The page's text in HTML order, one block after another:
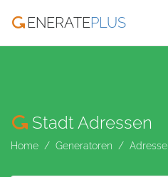
ENERATEPLUS
Stadt Adressen
Home Generatoren Adresse